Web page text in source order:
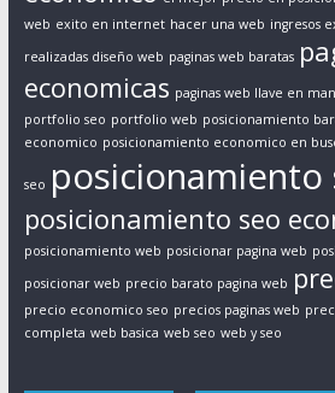
web exito en internet hacer una web ingresos
realizadas diseño web paginas web baratas
economicas paginas web llave en
portfolio seo portfolio web posicionamiento
economico posicionamiento economico en
seo
posicionamiento seo
posicionamiento web posicionar pagina web
posicionar web precio barato pagina web
precio economico seo precios paginas web
completa web basica web seo web y seo